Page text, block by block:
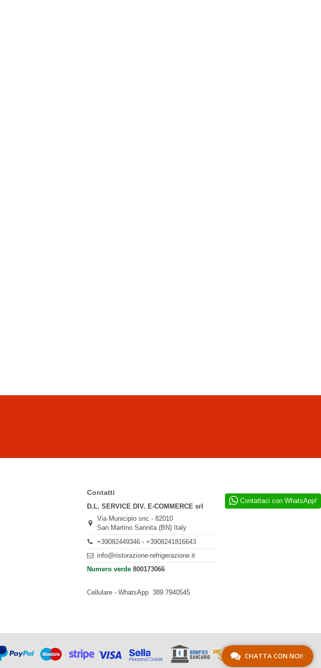
Contatti
D.L. SERVICE DIV. E-COMMERCE srl
Via Municipio snc - 82010
San Martino Sannita (BN) Italy
+39082449346 - +3908241816643
info@ristorazione-refrigerazione.it
Numero verde 800173066
Cellulare - WhatsApp 389 7940545
Contattaci con WhatsApp!
CHATTA CON NOI!